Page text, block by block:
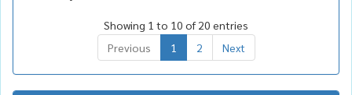
Showing 1 to 10 of 20 entries
Previous
1 2 Next